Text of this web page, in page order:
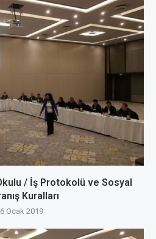
/ İş Protokolü ve Sosyal
Kuralları
Ocak 2019